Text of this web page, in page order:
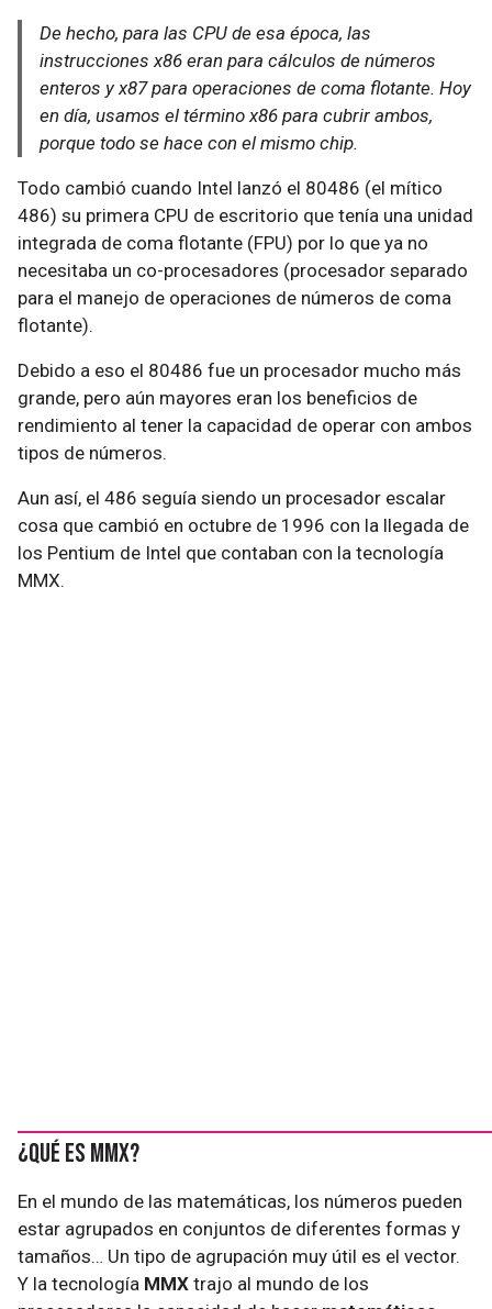
De hecho, para las CPU de esa época, las
instrucciones x86 eran para cálculos de números
enteros y x87 para operaciones de coma flotante. Hoy
en día, usamos el término x86 para cubrir ambos,
porque todo se hace con el mismo chip.
Todo cambió cuando Intel lanzó el 80486 (el mítico
486) su primera CPU de escritorio que tenía una unidad
integrada de coma flotante (FPU) por lo que ya no
necesitaba un co-procesadores (procesador separado
para el manejo de operaciones de números de coma
flotante).
Debido a eso el 80486 fue un procesador mucho más
grande, pero aún mayores eran los beneficios de
rendimiento al tener la capacidad de operar con ambos
tipos de números.
Aun así, el 486 seguía siendo un procesador escalar
cosa que cambió en octubre de 1996 con la llegada de
los Pentium de Intel que contaban con la tecnología
MMX.
¿Qué es MMX?
En el mundo de las matemáticas, los números pueden
estar agrupados en conjuntos de diferentes formas y
tamaños… Un tipo de agrupación muy útil es el vector.
Y la tecnología MMX trajo al mundo de los